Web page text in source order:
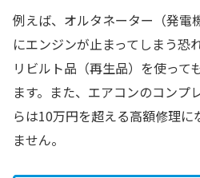
例えば、オルタネーター（発電
にエンジンが止まってしまう恐
リビルト品（再生品）を使って
ます。また、エアコンのコンプ
らは10万円を超える高額修理に
ません。